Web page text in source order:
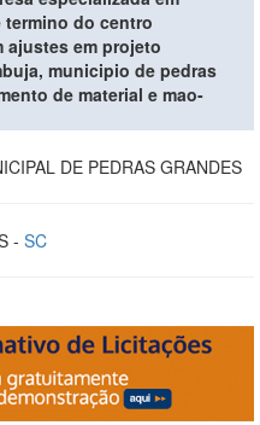
termino do centro
ajustes em projeto
municipio de pedras
de material e mao-
DE PEDRAS GRANDES
- SC